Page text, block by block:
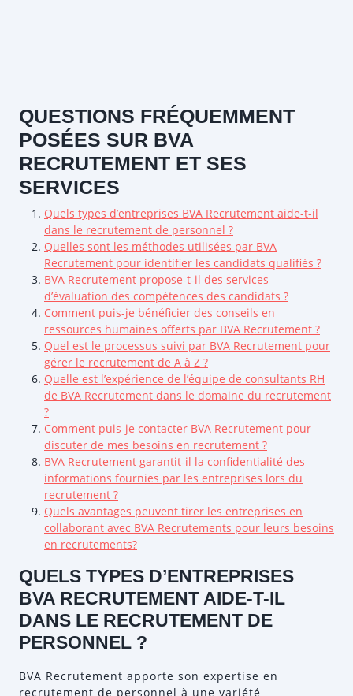
QUESTIONS FRÉQUEMMENT
POSÉES SUR BVA
RECRUTEMENT ET SES
SERVICES
Quels types d’entreprises BVA Recrutement aide-t-il
dans le recrutement de personnel ?
Quelles sont les méthodes utilisées par BVA
Recrutement pour identifier les candidats qualifiés ?
BVA Recrutement propose-t-il des services
d’évaluation des compétences des candidats ?
Comment puis-je bénéficier des conseils en
ressources humaines offerts par BVA Recrutement ?
Quel est le processus suivi par BVA Recrutement pour
gérer le recrutement de A à Z ?
Quelle est l’expérience de l’équipe de consultants RH
de BVA Recrutement dans le domaine du recrutement
?
Comment puis-je contacter BVA Recrutement pour
discuter de mes besoins en recrutement ?
BVA Recrutement garantit-il la confidentialité des
informations fournies par les entreprises lors du
recrutement ?
Quels avantages peuvent tirer les entreprises en
collaborant avec BVA Recrutements pour leurs besoins
en recrutements?
QUELS TYPES D’ENTREPRISES
BVA RECRUTEMENT AIDE-T-IL
DANS LE RECRUTEMENT DE
PERSONNEL ?
BVA Recrutement apporte son expertise en
recrutement de personnel à une variété